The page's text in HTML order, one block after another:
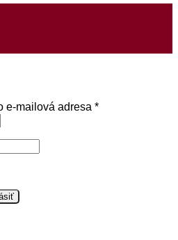
e-mailová adresa *Povinné